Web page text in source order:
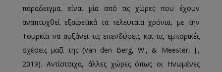
παράδειγμα, είναι μία από τις χώρες που έχουν
αναπτυχθεί εξαιρετικά τα τελευταία χρόνια, με την
Τουρκία να αυξάνει τις επενδύσεις και τις εμπορικές
σχέσεις μαζί της (Van den Berg, W., & Meester, J.,
2019). Αντίστοιχα, άλλες χώρες όπως οι Ηνωμένες